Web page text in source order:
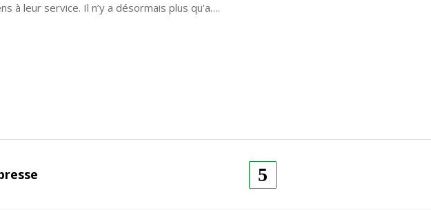
leur service. Il n’y a désormais plus qu’a….